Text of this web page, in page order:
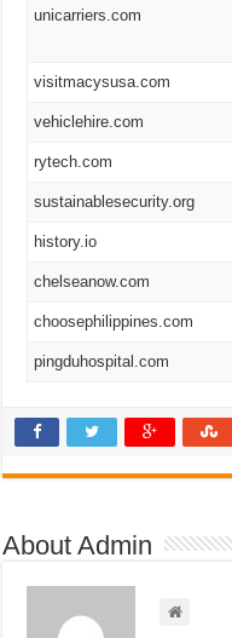
unicarriers.com
visitmacysusa.com
vehiclehire.com
rytech.com
sustainablesecurity.org
history.io
chelseanow.com
choosephilippines.com
pingduhospital.com
About Admin